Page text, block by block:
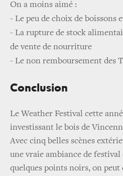
On a moins aimé :
- Le peu de choix de boissons
- La rupture de stock
de vente de nourriture
- Le non remboursement des
Conclusion
Le Weather Festival cette
investissant le bois de
Avec cinq belles scènes
une vraie ambiance de
quelques points noirs, on